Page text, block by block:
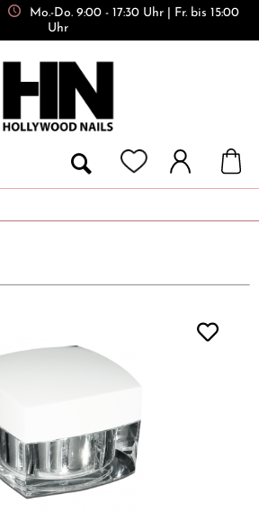
Mo.-Do. 9:00 - 17:30 Uhr | Fr. bis 15:00
Uhr